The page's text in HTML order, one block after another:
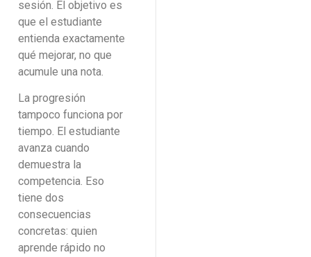
sesión. El objetivo es
que el estudiante
entienda exactamente
qué mejorar, no que
acumule una nota.
La progresión
tampoco funciona por
tiempo. El estudiante
avanza cuando
demuestra la
competencia. Eso
tiene dos
consecuencias
concretas: quien
aprende rápido no